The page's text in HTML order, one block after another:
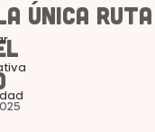
Única Ruta
estrellas.